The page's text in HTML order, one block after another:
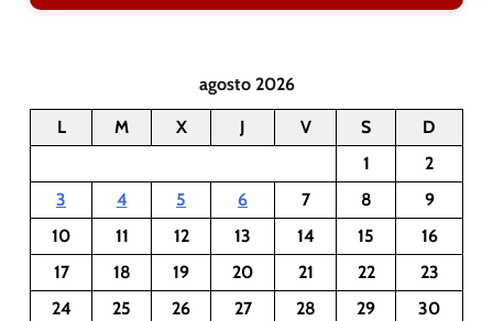
agosto 2026
L M X J V S
D
1
2
3
4 5 6 7 8
9
10
11 12 13 14 15
16
17
18 19 20 21 22
23
24
25 26 27 28 29
30